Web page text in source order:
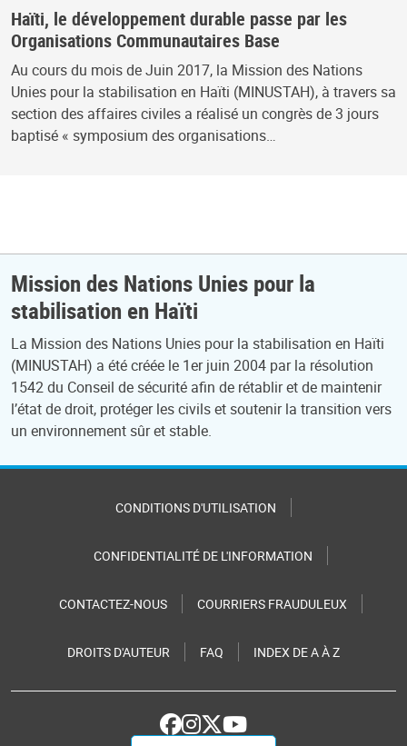
Haïti, le développement durable passe par les
Organisations Communautaires Base
Au cours du mois de Juin 2017, la Mission des Nations
Unies pour la stabilisation en Haïti (MINUSTAH), à travers sa
section des affaires civiles a réalisé un congrès de 3 jours
baptisé « symposium des organisations…
Mission des Nations Unies pour la
stabilisation en Haïti
La Mission des Nations Unies pour la stabilisation en Haïti
(MINUSTAH) a été créée le 1er juin 2004 par la résolution
1542 du Conseil de sécurité afin de rétablir et de maintenir
l’état de droit, protéger les civils et soutenir la transition vers
un environnement sûr et stable.
CONDITIONS D'UTILISATION
CONFIDENTIALITÉ DE L'INFORMATION
CONTACTEZ-NOUS COURRIERS FRAUDULEUX
DROITS D'AUTEUR FAQ INDEX DE A À Z